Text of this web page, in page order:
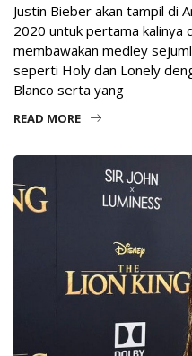
Justin Bieber akan tampil di
2020 untuk pertama kalinya
membawakan medley
seperti Holy dan Lonely
Blanco serta yang
READ MORE